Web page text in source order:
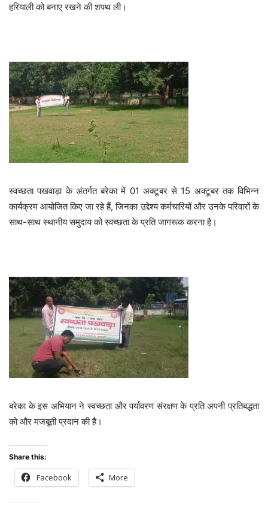
हरियाली को बनाए रखने की शपथ ली।
स्वच्छता पखवाड़ा के अंतर्गत बरेका में 01 अक्टूबर से 15 अक्टूबर तक विभिन्न
कार्यक्रम आयोजित किए जा रहे हैं, जिनका उद्देश्य कर्मचारियों और उनके परिवारों के
साथ-साथ स्थानीय समुदाय को स्वच्छता के प्रति जागरूक करना है।
बरेका के इस अभियान ने स्वच्छता और पर्यावरण संरक्षण के प्रति अपनी प्रतिबद्धता
को और मजबूती प्रदान की है।
Share this:
Facebook More